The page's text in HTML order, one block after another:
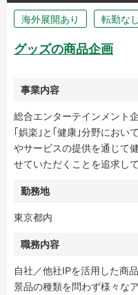
海外展開あり 転勤なし
グッズの商品企画
事業内容
総合エンターテインメント
｢娯楽｣と｢健康｣分野におい
やサービスの提供を通じて
せていただくことを追求し
勤務地
東京都内
職務内容
自社／他社IPを活用した商
景品の種類を問わず様々な